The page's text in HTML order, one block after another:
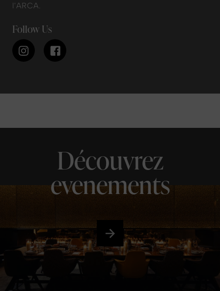
l'ARCA.
Follow Us
Découvrez
evenements